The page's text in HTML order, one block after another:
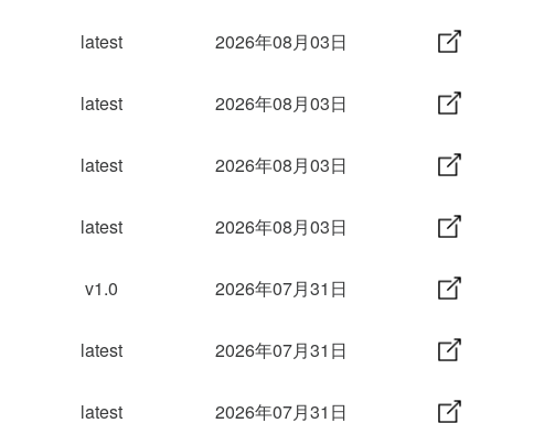
latest 2026年08月03日
latest 2026年08月03日
latest 2026年08月03日
latest 2026年08月03日
v1.0 2026年07月31日
latest 2026年07月31日
latest 2026年07月31日